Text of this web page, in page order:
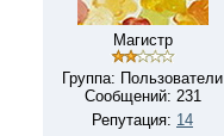
Магистр
Группа: Пользователи
Сообщений: 231
Репутация: 14